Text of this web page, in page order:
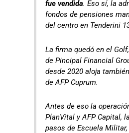
fue vendida. Eso sí, la
fondos de pensiones
del centro en Tenderini
La firma quedó en el
de Pincipal Financial
desde 2020 aloja
de AFP Cuprum.
Antes de eso la
PlanVital y AFP Capital,
pasos de Escuela